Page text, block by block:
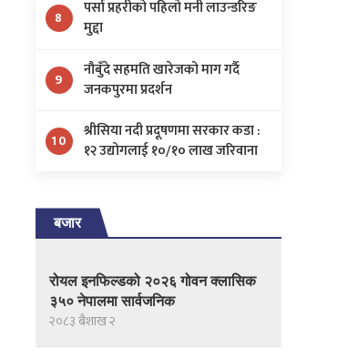
8
पर्सा प्रहरीको पहिलो मनी लाउन्डरिङ
मुद्दा
9
नौबुँदे सहमति खारेजको माग गर्दै
जनकपुरमा प्रदर्शन
10
श्रीसिया नदी प्रदूषणमा सरकार कडा :
१२ उद्योगलाई १०/१० लाख जरिवाना
बजार
रोयल इनफिल्डको २०२६ गोवन क्लासिक
३५० नेपालमा सार्वजनिक
२०८३ बैशाख २